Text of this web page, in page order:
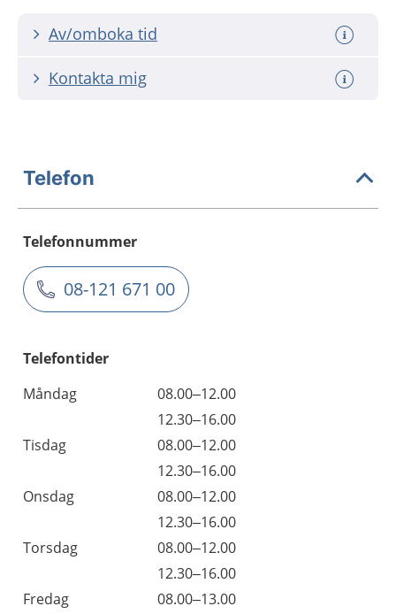
Av/omboka tid
Kontakta mig
Telefon
Telefonnummer
08-121 671 00
Telefontider
Måndag
08.00–12.00
12.30–16.00
Tisdag
08.00–12.00
12.30–16.00
Onsdag
08.00–12.00
12.30–16.00
Torsdag
08.00–12.00
12.30–16.00
Fredag
08.00–13.00